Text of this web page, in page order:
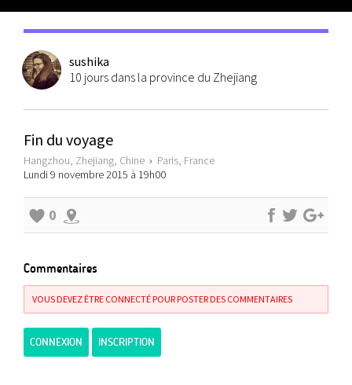
sushika
10 jours dans la province du Zhejiang
Fin du voyage
Hangzhou, Zhejiang, Chine › Paris, France
Lundi 9 novembre 2015 à 19h00
0
Commentaires
VOUS DEVEZ ÊTRE CONNECTÉ POUR POSTER DES COMMENTAIRES
CONNEXION INSCRIPTION